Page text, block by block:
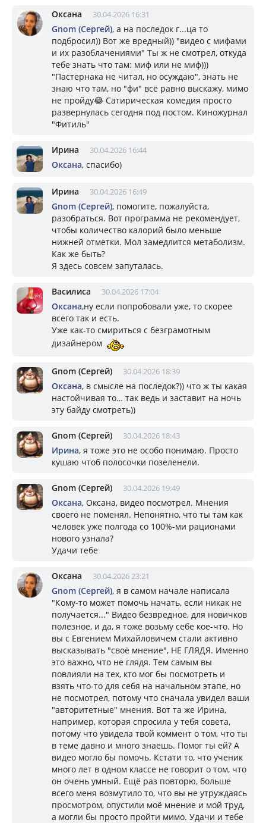
Оксана 30.04.2026 16:31
Gnom (Сергей), а на последок г...ца то
подбросил)) Вот же вредный)) "видео с мифами
и их разоблачениями" Ты ж не смотрел, откуда
тебе знать что там: миф или не миф)))
"Пастернака не читал, но осуждаю", знать не
знаю что там, но "фи" всё равно выскажу, мимо
не пройду😂 Сатирическая комедия просто
развернулась сегодня под постом. Киножурнал
"Фитиль"
Ирина 30.04.2026 16:44
Оксана, спасибо)
Ирина 30.04.2026 16:49
Gnom (Сергей), помогите, пожалуйста,
разобраться. Вот программа не рекомендует,
чтобы количество калорий было меньше
нижней отметки. Мол замедлится метаболизм.
Как же быть?
Я здесь совсем запуталась.
Василиса 30.04.2026 17:04
Оксана,ну если попробовали уже, то скорее
всего так и есть.
Уже как-то смириться с безграмотным
дизайнером
Gnom (Сергей) 30.04.2026 18:39
Оксана, в смысле на последок?)) что ж ты какая
настойчивая то… так ведь и заставит на ночь
эту байду смотреть))
Gnom (Сергей) 30.04.2026 18:43
Ирина, я тоже это не особо понимаю. Просто
кушаю чтоб полосочки позеленели.
Gnom (Сергей) 30.04.2026 19:49
Оксана, Оксана, видео посмотрел. Мнения
своего не поменял. Непонятно, что ты там как
человек уже полгода со 100%-ми рационами
нового узнала?
Удачи тебе
Оксана 30.04.2026 23:21
Gnom (Сергей), я в самом начале написала
"Кому-то может помочь начать, если никак не
получается..." Видео безвредное, для новичков
полезное, и да, я тоже возьму себе кое-что. Но
вы с Евгением Михайловичем стали активно
высказывать "своё мнение", НЕ ГЛЯДЯ. Именно
это важно, что не глядя. Тем самым вы
повлияли на тех, кто мог бы посмотреть и
взять что-то для себя на начальном этапе, но
не посмотрел, потому что сначала увидел ваши
"авторитетные" мнения. Вот та же Ирина,
например, которая спросила у тебя совета,
потому что увидела твой коммент о том, что ты
в теме давно и много знаешь. Помог ты ей? А
видео могло бы помочь. Кстати то, что ученик
много лет в одном классе не говорит о том, что
он очень умный. Ещё раз повторю, больше
всего меня возмутило то, что вы не утруждаясь
просмотром, опустили моё мнение и мой труд,
а могли бы просто пройти мимо. Удачи и тебе